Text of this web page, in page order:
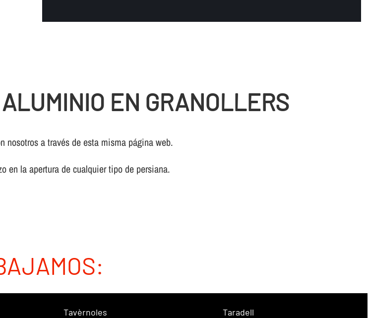
EN GRANOLLERS
nosotros a través de esta misma página web.
en la apertura de cualquier tipo de persiana.
Tavèrnoles Taradell